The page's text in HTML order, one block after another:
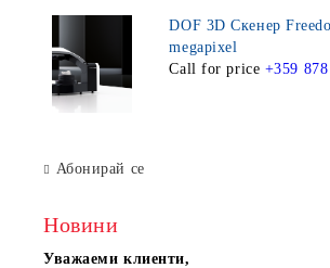
DOF 3D Скенер
megapixel
Call for price +359
Абонирай се
Новини
Уважаеми клиенти,